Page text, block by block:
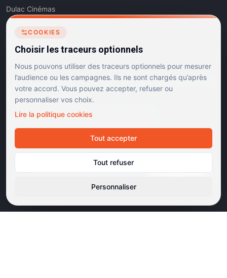
Dulac Cinémas
Cinéma5
Les Dits de l'Art
Contact
RÉSEAUX SOCIAUX
Instagram Facebook Linkedin
Dulac Cinémas. Tous droits réservés.
Mentions légalesConfidentialitéCookiesGérer les cookies
Cinémas d'art et d'essai · Labels Europa Cinemas
COOKIES
Choisir les traceurs optionnels
Nous pouvons utiliser des traceurs optionnels pour mesurer
l’audience ou les campagnes. Ils ne sont chargés qu’après
votre accord. Vous pouvez accepter, refuser ou
personnaliser vos choix.
Lire la politique cookies
Tout accepter
Tout refuser
Personnaliser